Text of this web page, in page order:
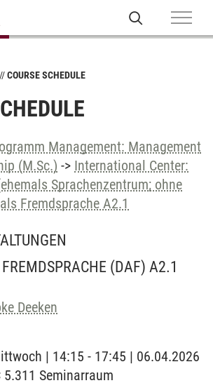
COURSE SCHEDULE
Management: Management
(M.Sc.) -> International Center:
Sprachenzentrum; ohne
Fremdsprache A2.1
(DAF) A2.1
Deeken
| 14:15 - 17:45 | 06.04.2026
Seminarraum